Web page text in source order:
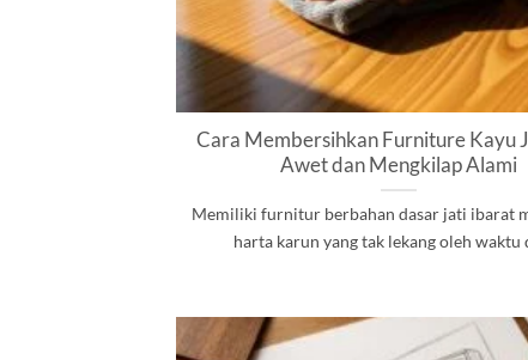
Cara Membersihkan Furniture Kayu
Awet dan Mengkilap Alami
Memiliki furnitur berbahan dasar jati ibarat
harta karun yang tak lekang oleh waktu